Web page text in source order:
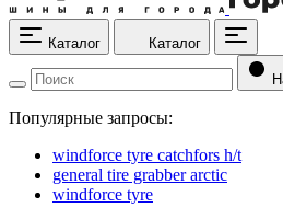
Каталог Каталог
Популярные запросы:
windforce tyre catchfors h/t
general tire grabber arctic
windforce tyre